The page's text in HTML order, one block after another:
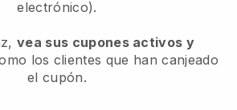
electrónico).
vea sus cupones activos y
los clientes que han canjeado
el cupón.